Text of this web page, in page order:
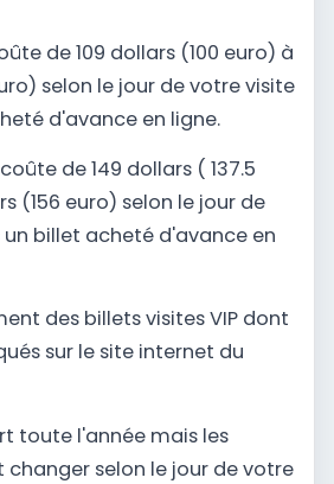
de 109 dollars (100 euro) à
selon le jour de votre visite
d'avance en ligne.
de 149 dollars ( 137.5
(156 euro) selon le jour de
billet acheté d'avance en
des billets visites VIP dont
sur le site internet du
toute l'année mais les
changer selon le jour de votre